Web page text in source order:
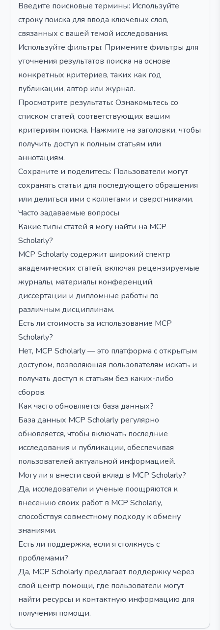
Введите поисковые термины: Используйте
строку поиска для ввода ключевых слов,
связанных с вашей темой исследования.
Используйте фильтры: Примените фильтры для
уточнения результатов поиска на основе
конкретных критериев, таких как год
публикации, автор или журнал.
Просмотрите результаты: Ознакомьтесь со
списком статей, соответствующих вашим
критериям поиска. Нажмите на заголовки, чтобы
получить доступ к полным статьям или
аннотациям.
Сохраните и поделитесь: Пользователи могут
сохранять статьи для последующего обращения
или делиться ими с коллегами и сверстниками.
Часто задаваемые вопросы
Какие типы статей я могу найти на MCP
Scholarly?
MCP Scholarly содержит широкий спектр
академических статей, включая рецензируемые
журналы, материалы конференций,
диссертации и дипломные работы по
различным дисциплинам.
Есть ли стоимость за использование MCP
Scholarly?
Нет, MCP Scholarly — это платформа с открытым
доступом, позволяющая пользователям искать и
получать доступ к статьям без каких-либо
сборов.
Как часто обновляется база данных?
База данных MCP Scholarly регулярно
обновляется, чтобы включать последние
исследования и публикации, обеспечивая
пользователей актуальной информацией.
Могу ли я внести свой вклад в MCP Scholarly?
Да, исследователи и ученые поощряются к
внесению своих работ в MCP Scholarly,
способствуя совместному подходу к обмену
знаниями.
Есть ли поддержка, если я столкнусь с
проблемами?
Да, MCP Scholarly предлагает поддержку через
свой центр помощи, где пользователи могут
найти ресурсы и контактную информацию для
получения помощи.